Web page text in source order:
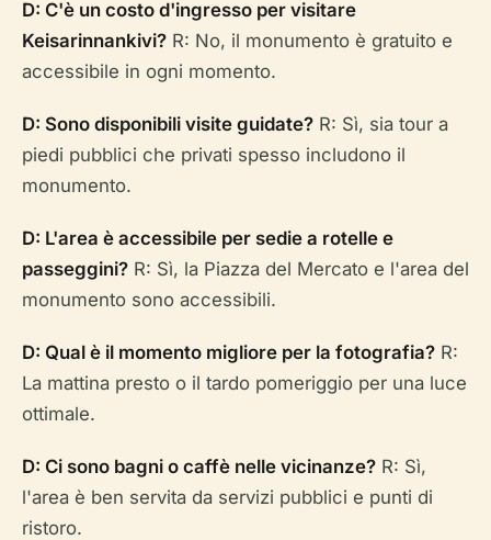
D: C'è un costo d'ingresso per visitare
Keisarinnankivi? R: No, il monumento è gratuito e
accessibile in ogni momento.
D: Sono disponibili visite guidate? R: Sì, sia tour a
piedi pubblici che privati spesso includono il
monumento.
D: L'area è accessibile per sedie a rotelle e
passeggini? R: Sì, la Piazza del Mercato e l'area del
monumento sono accessibili.
D: Qual è il momento migliore per la fotografia? R:
La mattina presto o il tardo pomeriggio per una luce
ottimale.
D: Ci sono bagni o caffè nelle vicinanze? R: Sì,
l'area è ben servita da servizi pubblici e punti di
ristoro.